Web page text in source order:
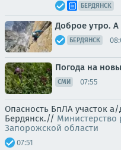
БЕРДЯНСК
Доброе утро. А
БЕРДЯНСК
Погода на
СМИ 07:55
Опасность БпЛА участок
Бердянск.// Министерство
Запорожской области
07:51